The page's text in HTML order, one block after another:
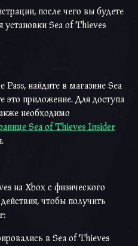
после чего вы будете
установки Sea of Thieves
Pass, найдите в магазине Sea
это приложение. Для доступа
необходимо
Sea of Thieves Insider
на Xbox с физического
чтобы получить
в Sea of Thieves